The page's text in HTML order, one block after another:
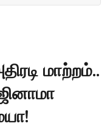
மாற்றம்..